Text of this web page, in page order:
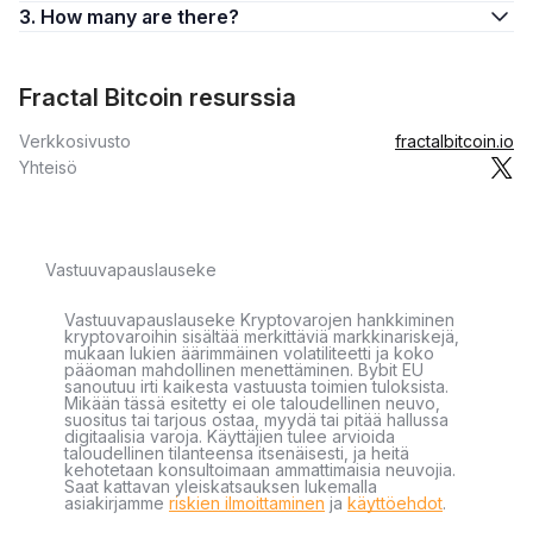
3. How many are there?
Fractal Bitcoin resurssia
Verkkosivusto
fractalbitcoin.io
Yhteisö
Vastuuvapauslauseke
Vastuuvapauslauseke Kryptovarojen hankkiminen
kryptovaroihin sisältää merkittäviä markkinariskejä,
mukaan lukien äärimmäinen volatiliteetti ja koko
pääoman mahdollinen menettäminen. Bybit EU
sanoutuu irti kaikesta vastuusta toimien tuloksista.
Mikään tässä esitetty ei ole taloudellinen neuvo,
suositus tai tarjous ostaa, myydä tai pitää hallussa
digitaalisia varoja. Käyttäjien tulee arvioida
taloudellinen tilanteensa itsenäisesti, ja heitä
kehotetaan konsultoimaan ammattimaisia neuvojia.
Saat kattavan yleiskatsauksen lukemalla
asiakirjamme riskien ilmoittaminen ja käyttöehdot.